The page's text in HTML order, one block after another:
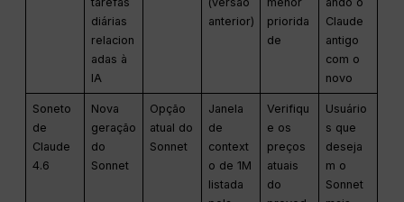
diárias
relacion
adas à
IA
anterior)
priorida
de
Claude
antigo
com o
novo
Soneto
de
Claude
4.6
Nova
geração
do
Sonnet
Opção
atual do
Sonnet
Janela
de
context
o de 1M
listada
Verifiqu
e os
preços
atuais
do
Usuário
s que
deseja
m o
Sonnet